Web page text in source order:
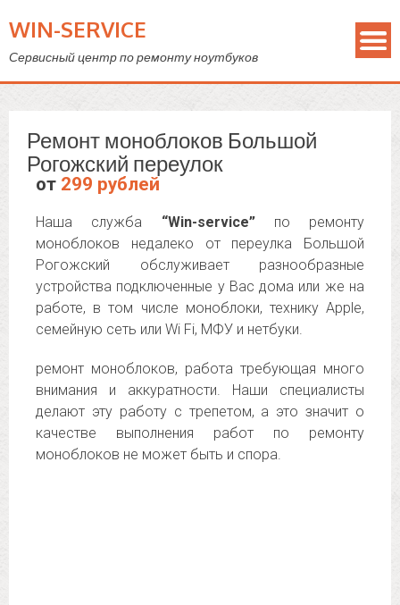
WIN-SERVICE
Сервисный центр по ремонту ноутбуков
Ремонт моноблоков Большой
Рогожский переулок
от 299 рублей
Наша служба “Win-service”по ремонту
моноблоков недалеко от переулка Большой
Рогожский обслуживает разнообразные
устройства подключенные у Вас дома или же на
работе, в том числе моноблоки, технику Apple,
семейную сеть или Wi Fi, МФУ и нетбуки.
ремонт моноблоков, работа требующая много
внимания и аккуратности. Наши специалисты
делают эту работу с трепетом, а это значит о
качестве выполнения работ по ремонту
моноблоков не может быть и спора.